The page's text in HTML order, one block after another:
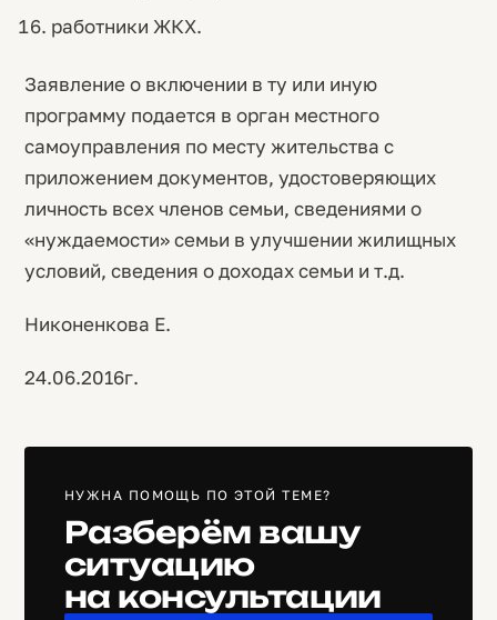
работники ЖКХ.
Заявление о включении в ту или иную
программу подается в орган местного
самоуправления по месту жительства с
приложением документов, удостоверяющих
личность всех членов семьи, сведениями о
«нуждаемости» семьи в улучшении жилищных
условий, сведения о доходах семьи и т.д.
Никоненкова Е.
24.06.2016г.
НУЖНА ПОМОЩЬ ПО ЭТОЙ ТЕМЕ?
Разберём вашу
ситуацию
на консультации